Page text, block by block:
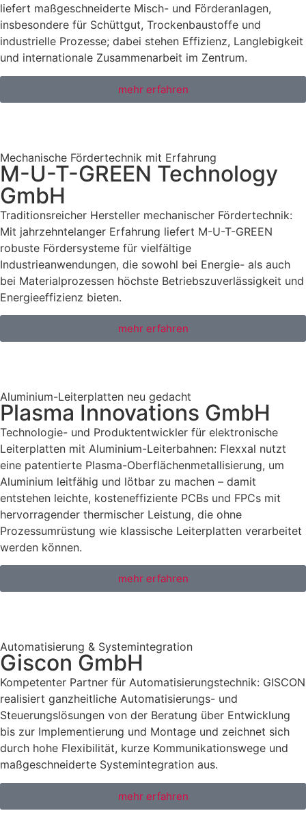
liefert maßgeschneiderte Misch- und Förderanlagen,
insbesondere für Schüttgut, Trockenbaustoffe und
industrielle Prozesse; dabei stehen Effizienz, Langlebigkeit
und internationale Zusammenarbeit im Zentrum.
mehr erfahren
Mechanische Fördertechnik mit Erfahrung
M-U-T-GREEN Technology
GmbH
Traditionsreicher Hersteller mechanischer Fördertechnik:
Mit jahrzehntelanger Erfahrung liefert M-U-T-GREEN
robuste Fördersysteme für vielfältige
Industrieanwendungen, die sowohl bei Energie- als auch
bei Materialprozessen höchste Betriebszuverlässigkeit und
Energieeffizienz bieten.
mehr erfahren
Aluminium-Leiterplatten neu gedacht
Plasma Innovations GmbH
Technologie- und Produktentwickler für elektronische
Leiterplatten mit Aluminium-Leiterbahnen: Flexxal nutzt
eine patentierte Plasma-Oberflächenmetallisierung, um
Aluminium leitfähig und lötbar zu machen – damit
entstehen leichte, kosteneffiziente PCBs und FPCs mit
hervorragender thermischer Leistung, die ohne
Prozessumrüstung wie klassische Leiterplatten verarbeitet
werden können.
mehr erfahren
Automatisierung & Systemintegration
Giscon GmbH
Kompetenter Partner für Automatisierungstechnik: GISCON
realisiert ganzheitliche Automatisierungs- und
Steuerungslösungen von der Beratung über Entwicklung
bis zur Implementierung und Montage und zeichnet sich
durch hohe Flexibilität, kurze Kommunikationswege und
maßgeschneiderte Systemintegration aus.
mehr erfahren